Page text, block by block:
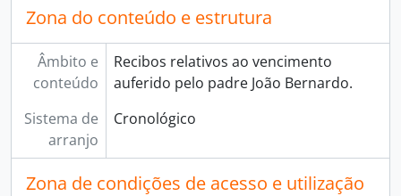
[Série] 09 - Empréstimos, 1763-09-01 - 1773-03-20
Zona do conteúdo e estrutura
Âmbito e
conteúdo
Recibos relativos ao vencimento
auferido pelo padre João Bernardo.
Sistema de
arranjo
Cronológico
Zona de condições de acesso e utilização